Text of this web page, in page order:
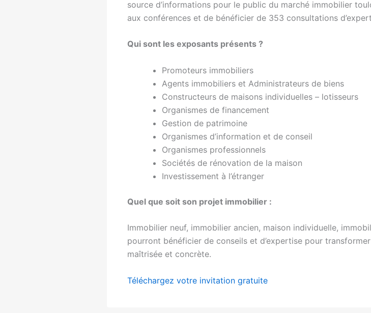
source d’informations pour le public du marché immobilier
aux conférences et de bénéficier de 353 consultations
Qui sont les exposants présents ?
Promoteurs immobiliers
Agents immobiliers et Administrateurs de biens
Constructeurs de maisons individuelles – lotisseurs
Organismes de financement
Gestion de patrimoine
Organismes d’information et de conseil
Organismes professionnels
Sociétés de rénovation de la maison
Investissement à l’étranger
Quel que soit son projet immobilier :
Immobilier neuf, immobilier ancien, maison individuelle,
pourront bénéficier de conseils et d’expertise pour
maîtrisée et concrète.
Téléchargez votre invitation gratuite